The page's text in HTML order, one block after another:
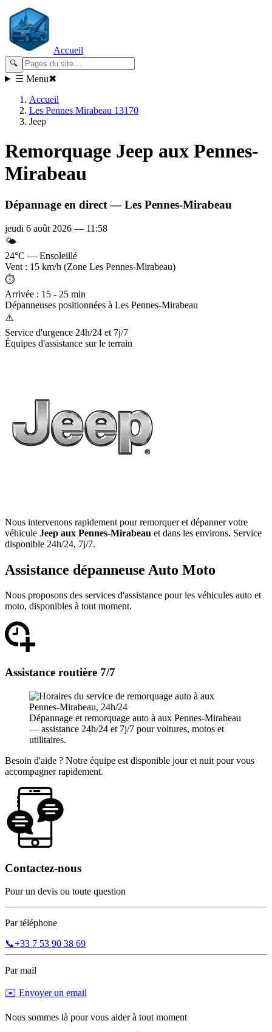
Accueil
🔍
☰ Menu✖
Accueil
Les Pennes Mirabeau 13170
Jeep
Remorquage Jeep aux Pennes-
Mirabeau
Dépannage en direct —Les Pennes-Mirabeau
jeudi 6 août 2026 — 11:58
🌤️
24°C — Ensoleillé
Vent : 15 km/h (Zone Les Pennes-Mirabeau)
⏱️
Arrivée : 15 - 25 min
Dépanneuses positionnées à Les Pennes-Mirabeau
⚠️
Service d'urgence 24h/24 et 7j/7
Équipes d'assistance sur le terrain
Nous intervenons rapidement pour remorquer et dépanner votre
véhicule Jeep aux Pennes-Mirabeau et dans les environs. Service
disponible 24h/24, 7j/7.
Assistance dépanneuse Auto Moto
Nous proposons des services d'assistance pour les véhicules auto et
moto, disponibles à tout moment.
Assistance routière 7/7
Dépannage et remorquage auto à aux Pennes-Mirabeau
— assistance 24h/24 et 7j/7 pour voitures, motos et
utilitaires.
Besoin d'aide ? Notre équipe est disponible jour et nuit pour vous
accompagner rapidement.
Contactez-nous
Pour un devis ou toute question
Par téléphone
📞+33 7 53 90 38 69
Par mail
✉️ Envoyer un email
Nous sommes là pour vous aider à tout moment